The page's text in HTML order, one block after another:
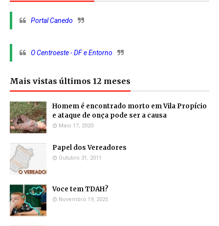
Portal Canedo
O Centroeste - DF e Entorno
Mais vistas últimos 12 meses
Homem é encontrado morto em Vila Propício
e ataque de onça pode ser a causa
Maio 17, 2020
Papel dos Vereadores
Outubro 31, 2011
Voce tem TDAH?
Novembro 19, 2025